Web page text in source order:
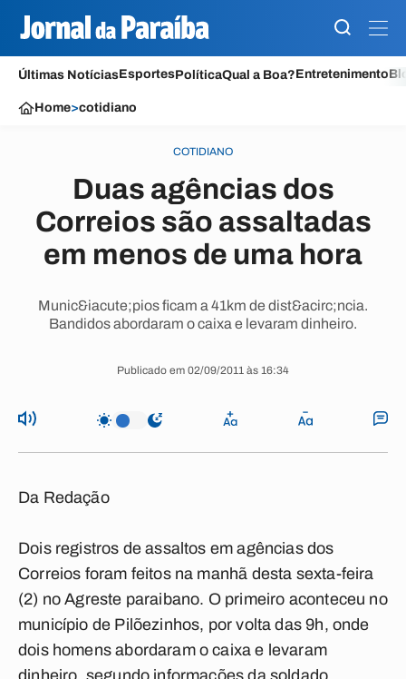
Últimas NotíciasEsportesPolíticaQual a Boa?Entretenimento
Home>cotidiano
COTIDIANO
Duas agências dos
Correios são assaltadas
em menos de uma hora
Munic&iacute;pios ficam a 41km de dist&acirc;ncia.
Bandidos abordaram o caixa e levaram dinheiro.
Publicado em 02/09/2011 às 16:34
Da Redação
Dois registros de assaltos em agências dos
Correios foram feitos na manhã desta sexta-feira
(2) no Agreste paraibano. O primeiro aconteceu no
município de Pilõezinhos, por volta das 9h, onde
dois homens abordaram o caixa e levaram
dinheiro, segundo informações da soldado